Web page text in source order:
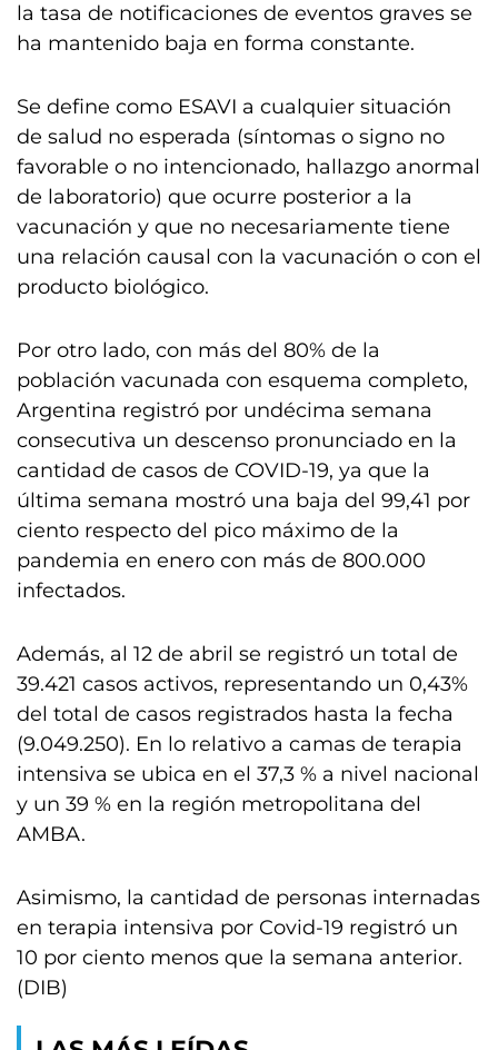
la tasa de notificaciones de eventos graves se
ha mantenido baja en forma constante.
Se define como ESAVI a cualquier situación
de salud no esperada (síntomas o signo no
favorable o no intencionado, hallazgo anormal
de laboratorio) que ocurre posterior a la
vacunación y que no necesariamente tiene
una relación causal con la vacunación o con el
producto biológico.
Por otro lado, con más del 80% de la
población vacunada con esquema completo,
Argentina registró por undécima semana
consecutiva un descenso pronunciado en la
cantidad de casos de COVID-19, ya que la
última semana mostró una baja del 99,41 por
ciento respecto del pico máximo de la
pandemia en enero con más de 800.000
infectados.
Además, al 12 de abril se registró un total de
39.421 casos activos, representando un 0,43%
del total de casos registrados hasta la fecha
(9.049.250). En lo relativo a camas de terapia
intensiva se ubica en el 37,3 % a nivel nacional
y un 39 % en la región metropolitana del
AMBA.
Asimismo, la cantidad de personas internadas
en terapia intensiva por Covid-19 registró un
10 por ciento menos que la semana anterior.
(DIB)